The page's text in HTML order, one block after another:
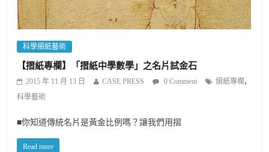
科學摺紙藝術
【摺紙專欄】「摺紙中學數學」之名片試金石
2015 年 11 月 13 日 CASE PRESS 0 Comment 摺紙專欄 ,
科學藝術
■你知道傳統名片是黃金比例嗎？讓我們用摺
Read more